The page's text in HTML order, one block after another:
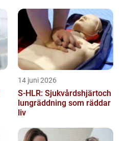
14 juni 2026
S-HLR: Sjukvårdshjärtoch
lungräddning som räddar
liv